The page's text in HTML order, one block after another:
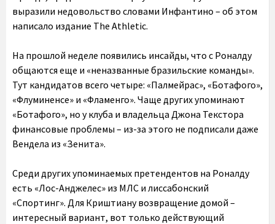
выразили недовольство словами Инфантино – об этом
написало издание The Athletic.
На прошлой неделе появились инсайды, что с Роналду
общаются еще и «неназванные бразильские команды».
Тут кандидатов всего четыре: «Палмейрас», «Ботафого»,
«Флуминенсе» и «Фламенго». Чаще других упоминают
«Ботафого», но у клуба и владельца Джона Текстора
финансовые проблемы – из-за этого не подписали даже
Вендела из «Зенита».
Среди других упоминаемых претендентов на Роналду
есть «Лос-Анджелес» из МЛС и лиссабонский
«Спортинг». Для Криштиану возвращение домой –
интересный вариант, вот только действующий